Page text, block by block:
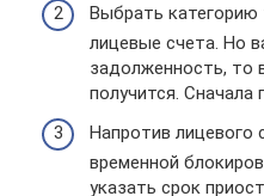
Выбрать категорию
лицевые счета. Но
задолженность, то
получится. Сначала
Напротив лицевого
временной
указать срок